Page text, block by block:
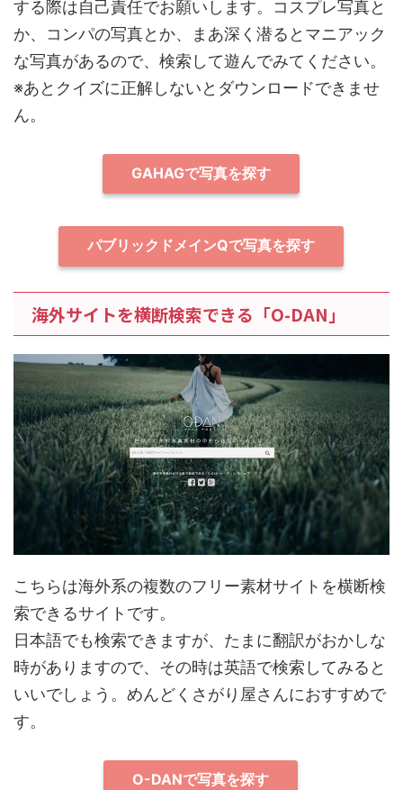
する際は自己責任でお願いします。コスプレ写真と
か、コンパの写真とか、まあ深く潜るとマニアック
な写真があるので、検索して遊んでみてください。
※あとクイズに正解しないとダウンロードできませ
ん。
GAHAGで写真を探す
パブリックドメインQで写真を探す
海外サイトを横断検索できる「O-DAN」
こちらは海外系の複数のフリー素材サイトを横断検
索できるサイトです。
日本語でも検索できますが、たまに翻訳がおかしな
時がありますので、その時は英語で検索してみると
いいでしょう。めんどくさがり屋さんにおすすめで
す。
O-DANで写真を探す